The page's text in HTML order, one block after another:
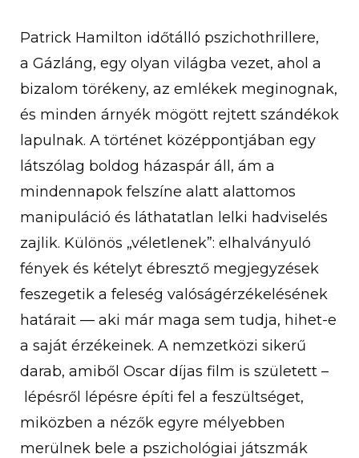
Patrick Hamilton időtálló pszichothrillere,
a Gázláng, egy olyan világba vezet, ahol a
bizalom törékeny, az emlékek meginognak,
és minden árnyék mögött rejtett szándékok
lapulnak. A történet középpontjában egy
látszólag boldog házaspár áll, ám a
mindennapok felszíne alatt alattomos
manipuláció és láthatatlan lelki hadviselés
zajlik. Különös „véletlenek”: elhalványuló
fények és kételyt ébresztő megjegyzések
feszegetik a feleség valóságérzékelésének
határait — aki már maga sem tudja, hihet-e
a saját érzékeinek. A nemzetközi sikerű
darab, amiből Oscar díjas film is született –
lépésről lépésre építi fel a feszültséget,
miközben a nézők egyre mélyebben
merülnek bele a pszichológiai játszmák